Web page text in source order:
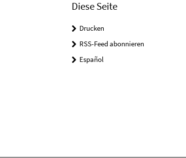
Diese Seite
Drucken
RSS-Feed abonnieren
Español